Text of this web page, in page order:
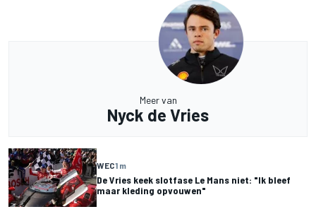
Meer van
Nyck de Vries
WEC1 m
De Vries keek slotfase Le Mans niet: "Ik bleef
maar kleding opvouwen"